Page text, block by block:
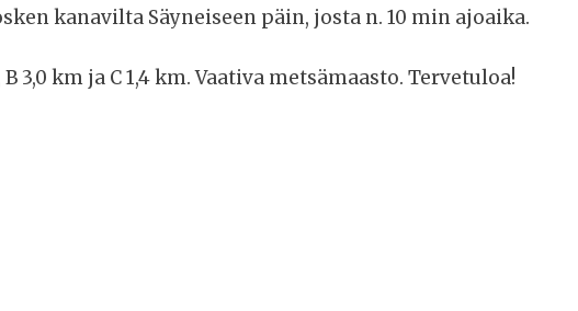
kanavilta Säyneiseen päin, josta n. 10 min ajoaika.
3,0 km ja C 1,4 km. Vaativa metsämaasto. Tervetuloa!